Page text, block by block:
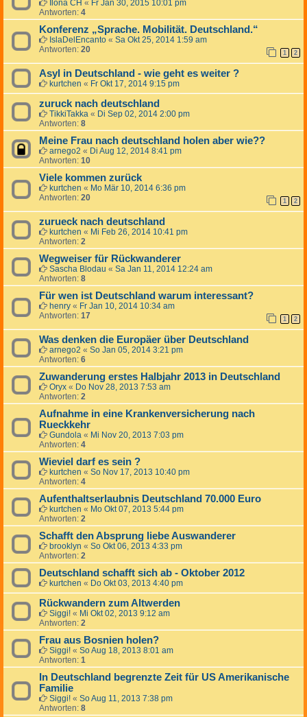
Ilona CH « Fr Jan 30, 2015 10:01 pm
Antworten: 4
Konferenz „Sprache. Mobilität. Deutschland.“
IslaDelEncanto « Sa Okt 25, 2014 1:59 am
Antworten: 20 1 2
Asyl in Deutschland - wie geht es weiter ?
kurtchen « Fr Okt 17, 2014 9:15 pm
zuruck nach deutschland
TikkiTakka « Di Sep 02, 2014 2:00 pm
Antworten: 8
Meine Frau nach deutschland holen aber wie??
arnego2 « Di Aug 12, 2014 8:41 pm
Antworten: 10
Viele kommen zurück
kurtchen « Mo Mär 10, 2014 6:36 pm
Antworten: 20 1 2
zurueck nach deutschland
kurtchen « Mi Feb 26, 2014 10:41 pm
Antworten: 2
Wegweiser für Rückwanderer
Sascha Blodau « Sa Jan 11, 2014 12:24 am
Antworten: 8
Für wen ist Deutschland warum interessant?
henry « Fr Jan 10, 2014 10:34 am
Antworten: 17 1 2
Was denken die Europäer über Deutschland
arnego2 « So Jan 05, 2014 3:21 pm
Antworten: 6
Zuwanderung erstes Halbjahr 2013 in Deutschland
Oryx « Do Nov 28, 2013 7:53 am
Antworten: 2
Aufnahme in eine Krankenversicherung nach
Rueckkehr
Gundola « Mi Nov 20, 2013 7:03 pm
Antworten: 4
Wieviel darf es sein ?
kurtchen « So Nov 17, 2013 10:40 pm
Antworten: 4
Aufenthaltserlaubnis Deutschland 70.000 Euro
kurtchen « Mo Okt 07, 2013 5:44 pm
Antworten: 2
Schafft den Absprung liebe Auswanderer
brooklyn « So Okt 06, 2013 4:33 pm
Antworten: 2
Deutschland schafft sich ab - Oktober 2012
kurtchen « Do Okt 03, 2013 4:40 pm
Rückwandern zum Altwerden
Siggi! « Mi Okt 02, 2013 9:12 am
Antworten: 2
Frau aus Bosnien holen?
Siggi! « So Aug 18, 2013 8:01 am
Antworten: 1
In Deutschland begrenzte Zeit für US Amerikanische
Familie
Siggi! « So Aug 11, 2013 7:38 pm
Antworten: 8